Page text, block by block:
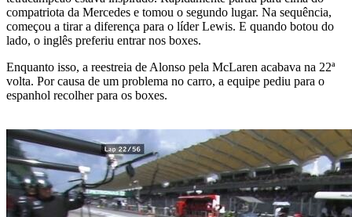
compatriota da Mercedes e tomou o segundo lugar. Na sequência,
começou a tirar a diferença para o líder Lewis. E quando botou do
lado, o inglês preferiu entrar nos boxes.
Enquanto isso, a reestreia de Alonso pela McLaren acabava na 22ª
volta. Por causa de um problema no carro, a equipe pediu para o
espanhol recolher para os boxes.